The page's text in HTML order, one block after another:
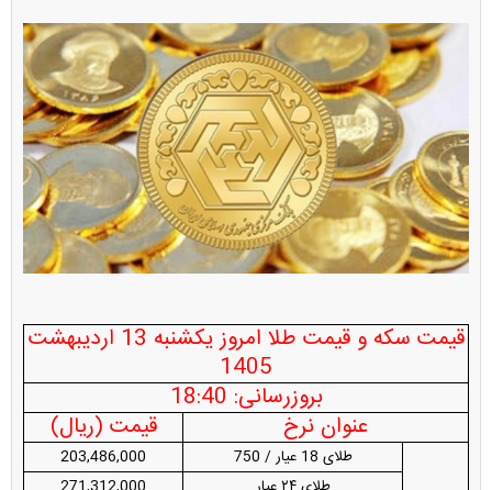
قیمت سکه و قیمت طلا امروز یکشنبه 13 اردیبهشت
1405
بروزرسانی: 18:40
عنوان نرخ
قیمت (ریال)
طلای 18 عیار / 750
203,486,000